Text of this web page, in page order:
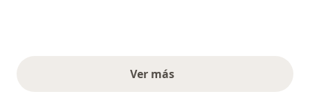
Ver másopiniones anteriores